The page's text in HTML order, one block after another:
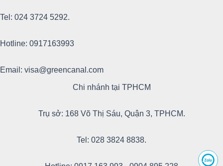
Tel: 024 3724 5292.
Hotline: 0917163993
Email: visa@greencanal.com
Chi nhánh tại TPHCM
Trụ sở: 168 Võ Thị Sáu, Quận 3, TPHCM.
Tel: 028 3824 8838.